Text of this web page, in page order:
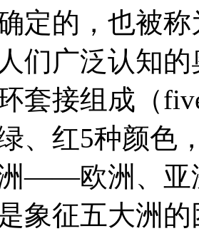
定的，也被
们广泛认知
套接组成（
、红5种颜色
——欧洲、亚
象征五大洲的